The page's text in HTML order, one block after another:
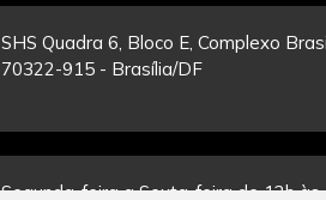
SHS Quadra 6, Bloco E, Complexo
70322-915 - Brasília/DF
Segunda-feira a Sexta-feira de 12h